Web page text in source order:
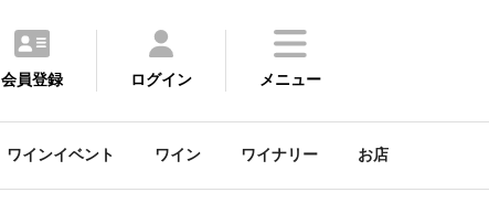
会員登録 ログイン メニュー
ワインイベント ワイン ワイナリー お店